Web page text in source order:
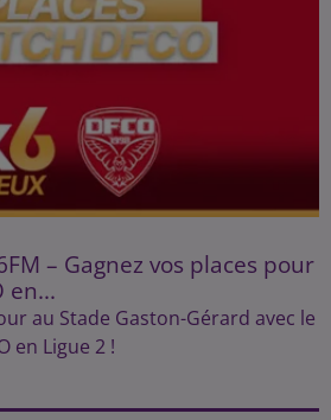
– Gagnez vos places pour
en...
au Stade Gaston-Gérard avec le
en Ligue 2 !